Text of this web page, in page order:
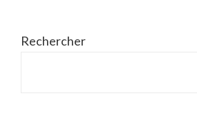
Rechercher